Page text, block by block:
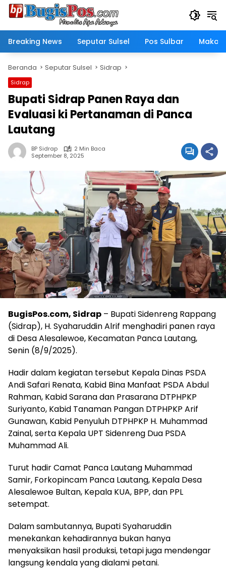
Langsung
Breaking News
Seputar Sulsel Pos Sulbar
Beranda Seputar Sulsel Sidrap
Sidrap
Bupati Sidrap Panen Raya dan
Evaluasi ki Pertanaman di Panca
Lautang
BP Sidrap
2 Min Baca
September 8, 2025
BugisPos.com, Sidrap – Bupati Sidenreng Rappang
(Sidrap), H. Syaharuddin Alrif menghadiri panen raya
di Desa Alesalewoe, Kecamatan Panca Lautang,
Senin (8/9/2025).
Hadir dalam kegiatan tersebut Kepala Dinas PSDA
Andi Safari Renata, Kabid Bina Manfaat PSDA Abdul
Rahman, Kabid Sarana dan Prasarana DTPHPKP
Suriyanto, Kabid Tanaman Pangan DTPHPKP Arif
Gunawan, Kabid Penyuluh DTPHPKP H. Muhammad
Zainal, serta Kepala UPT Sidenreng Dua PSDA
Muhammad Ali.
Turut hadir Camat Panca Lautang Muhammad
Samir, Forkopincam Panca Lautang, Kepala Desa
Alesalewoe Bultan, Kepala KUA, BPP, dan PPL
setempat.
Dalam sambutannya, Bupati Syaharuddin
menekankan kehadirannya bukan hanya
menyaksikan hasil produksi, tetapi juga mendengar
langsung kendala yang dialami petani.